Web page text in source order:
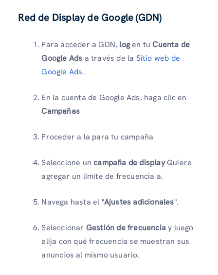
Red de Display de Google (GDN)
Para acceder a GDN, logen tuCuenta de
Google Ads a través de la Sitio web de
Google Ads.
En la cuenta de Google Ads, haga clic en
Campañas
Proceder a la para tu campaña
Seleccione uncampaña de displayQuiere
agregar un límite de frecuencia a.
Navega hasta el "Ajustes adicionales".
Seleccionar Gestión de frecuenciay luego
elija con qué frecuencia se muestran sus
anuncios al mismo usuario.